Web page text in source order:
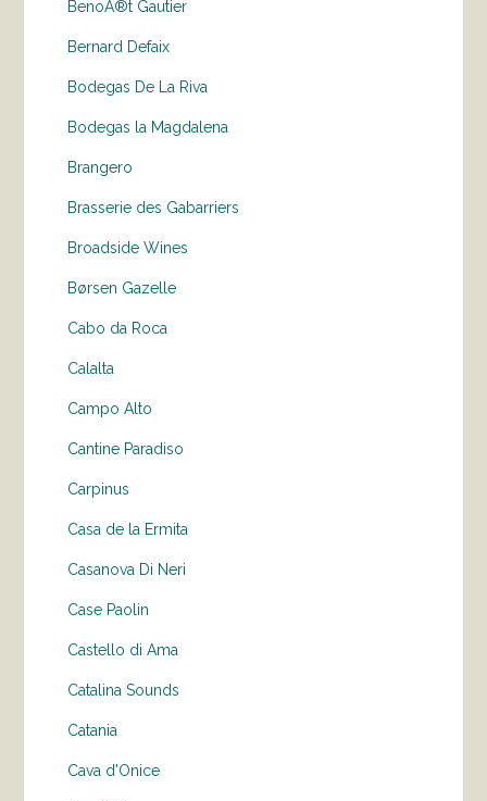
BenoÃ®t Gautier
Bernard Defaix
Bodegas De La Riva
Bodegas la Magdalena
Brangero
Brasserie des Gabarriers
Broadside Wines
Børsen Gazelle
Cabo da Roca
Calalta
Campo Alto
Cantine Paradiso
Carpinus
Casa de la Ermita
Casanova Di Neri
Case Paolin
Castello di Ama
Catalina Sounds
Catania
Cava d'Onice